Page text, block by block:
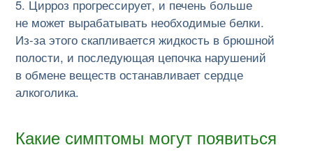
Цирроз прогрессирует, и печень больше
не может вырабатывать необходимые белки.
Из-заэтого скапливается жидкость в брюшной
полости, и последующая цепочка нарушений
в обмене веществ останавливает сердце
алкоголика.
Какие симптомы могут появиться